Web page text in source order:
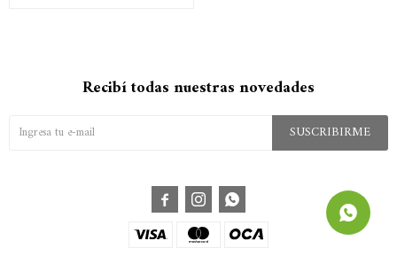
Recibí todas nuestras novedades
SUSCRIBIRME
  